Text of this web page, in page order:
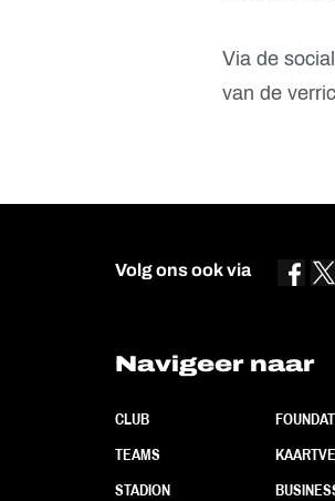
Via de
van de
Volg ons ook via
Navigeer naar
CLUB
TEAMS
STADION